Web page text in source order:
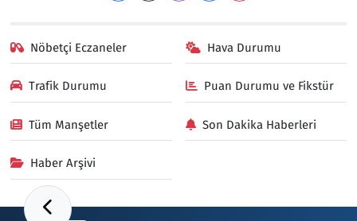
Nöbetçi Eczaneler Hava Durumu
Trafik Durumu Puan Durumu ve Fikstür
Tüm Manşetler Son Dakika Haberleri
Haber Arşivi